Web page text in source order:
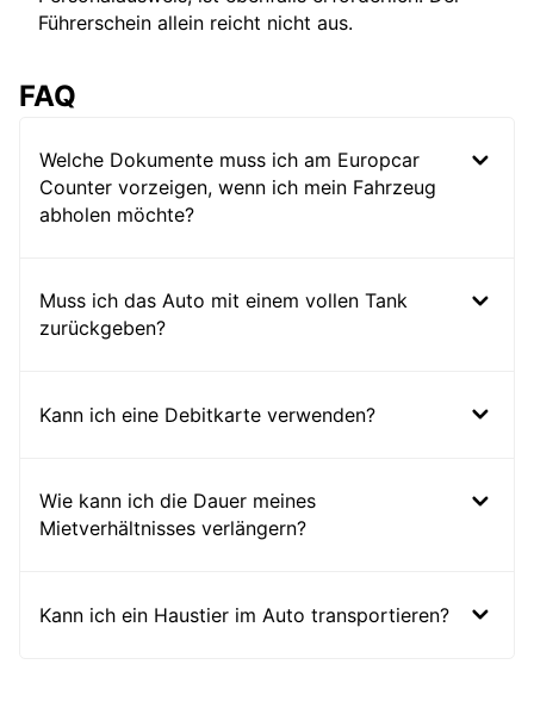
Führerschein allein reicht nicht aus.
FAQ
Welche Dokumente muss ich am Europcar
Counter vorzeigen, wenn ich mein Fahrzeug
abholen möchte?
Muss ich das Auto mit einem vollen Tank
zurückgeben?
Kann ich eine Debitkarte verwenden?
Wie kann ich die Dauer meines
Mietverhältnisses verlängern?
Kann ich ein Haustier im Auto transportieren?